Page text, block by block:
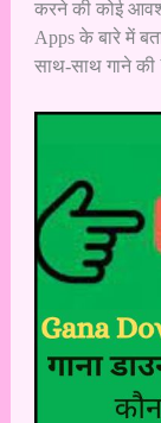
करने की कोई
Apps के बारे में
साथ-साथ गाने की